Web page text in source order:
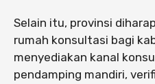
Selain itu, provinsi
rumah konsultasi bagi
menyediakan kanal
pendamping mandiri,